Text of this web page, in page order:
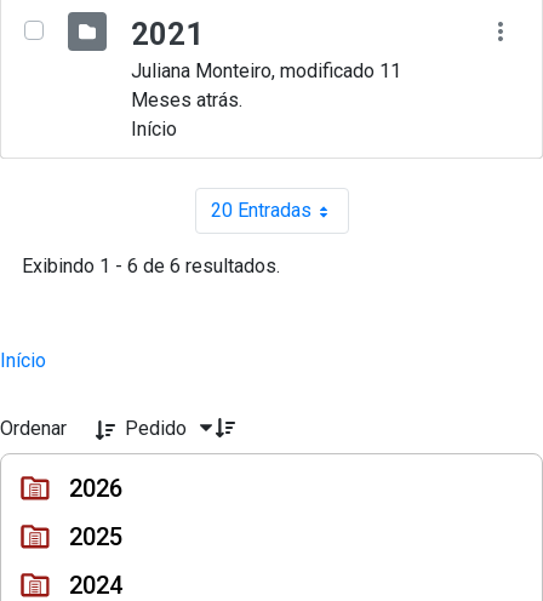
2021
Juliana Monteiro, modificado 11
Meses atrás.
Início
20 EntradasPor página
Exibindo 1 - 6 de 6 resultados.
Início
Ordenar Pedido
2026
2025
2024